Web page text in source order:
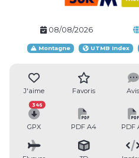
08/08/2026
Montagne UTMB Index
J'aime Favoris Avis
GPX
346
PDF A4 PDF